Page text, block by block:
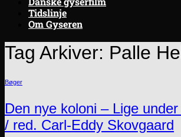
Tidslinje
Om Gyseren
Tag Arkiver: Palle
Bøger
Den nye koloni – Lige
/ red. Carl-Eddy Skovgaard